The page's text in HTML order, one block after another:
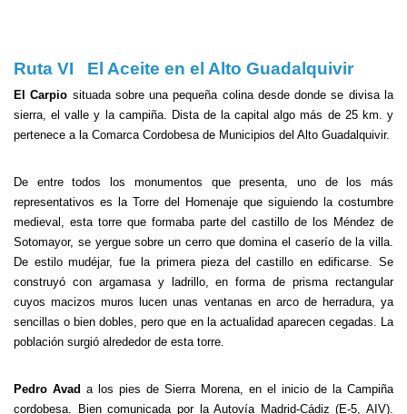
Ruta VI El Aceite en el Alto Guadalquivir
El Carpio situada sobre una pequeña colina desde donde se divisa la
sierra, el valle y la campiña. Dista de la capital algo más de 25 km. y
pertenece a la Comarca Cordobesa de Municipios del Alto Guadalquivir.
De entre todos los monumentos que presenta, uno de los más
representativos es la Torre del Homenaje que siguiendo la costumbre
medieval, esta torre que formaba parte del castillo de los Méndez de
Sotomayor, se yergue sobre un cerro que domina el caserío de la villa.
De estilo mudéjar, fue la primera pieza del castillo en edificarse. Se
construyó con argamasa y ladrillo, en forma de prisma rectangular
cuyos macizos muros lucen unas ventanas en arco de herradura, ya
sencillas o bien dobles, pero que en la actualidad aparecen cegadas. La
población surgió alrededor de esta torre.
Pedro Avad a los pies de Sierra Morena, en el inicio de la Campiña
cordobesa. Bien comunicada por la Autovía Madrid-Cádiz (E-5, AIV).